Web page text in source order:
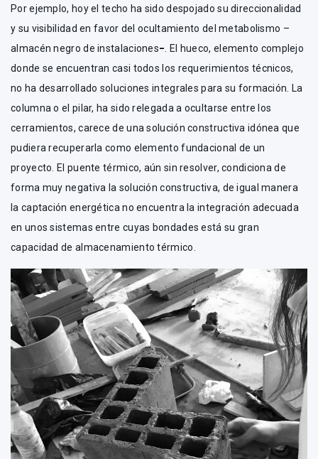
Por ejemplo, hoy el techo ha sido despojado su direccionalidad
y su visibilidad en favor del ocultamiento del metabolismo –
almacén negro de instalaciones– . El hueco, elemento complejo
donde se encuentran casi todos los requerimientos técnicos,
no ha desarrollado soluciones integrales para su formación. La
columna o el pilar, ha sido relegada a ocultarse entre los
cerramientos, carece de una solución constructiva idónea que
pudiera recuperarla como elemento fundacional de un
proyecto. El puente térmico, aún sin resolver, condiciona de
forma muy negativa la solución constructiva, de igual manera
la captación energética no encuentra la integración adecuada
en unos sistemas entre cuyas bondades está su gran
capacidad de almacenamiento térmico.